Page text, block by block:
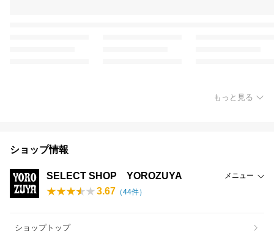
もっと見る
ショップ情報
SELECT SHOP YOROZUYA メニュー
3.67 （44件）
ショップトップ